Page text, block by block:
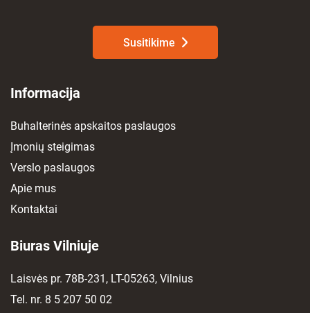
Susitikime
Informacija
Buhalterinės apskaitos paslaugos
Įmonių steigimas
Verslo paslaugos
Apie mus
Kontaktai
Biuras Vilniuje
Laisvės pr. 78B-231, LT-05263, Vilnius
Tel. nr. 8 5 207 50 02